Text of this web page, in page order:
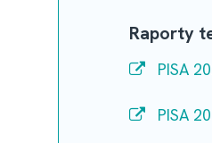
Raporty
PISA
PISA